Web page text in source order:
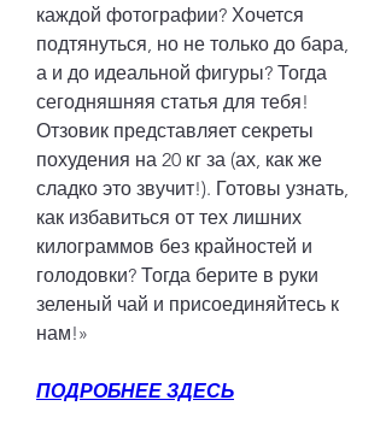
каждой фотографии? Хочется
подтянуться, но не только до бара,
а и до идеальной фигуры? Тогда
сегодняшняя статья для тебя!
Отзовик представляет секреты
похудения на 20 кг за (ах, как же
сладко это звучит!). Готовы узнать,
как избавиться от тех лишних
килограммов без крайностей и
голодовки? Тогда берите в руки
зеленый чай и присоединяйтесь к
нам!»
ПОДРОБНЕЕ ЗДЕСЬ